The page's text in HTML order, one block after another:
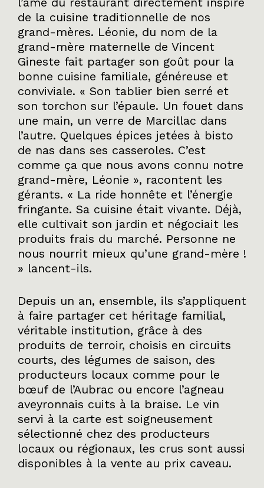
de la cuisine traditionnelle de nos
grand-mères. Léonie, du nom de la
grand-mère maternelle de Vincent
Gineste fait partager son goût pour la
bonne cuisine familiale, généreuse et
conviviale. « Son tablier bien serré et
son torchon sur l’épaule. Un fouet dans
une main, un verre de Marcillac dans
l’autre. Quelques épices jetées à bisto
de nas dans ses casseroles. C’est
comme ça que nous avons connu notre
grand-mère, Léonie », racontent les
gérants. « La ride honnête et l’énergie
fringante. Sa cuisine était vivante. Déjà,
elle cultivait son jardin et négociait les
produits frais du marché. Personne ne
nous nourrit mieux qu’une grand-mère !
» lancent-ils.
Depuis un an, ensemble, ils s’appliquent
à faire partager cet héritage familial,
véritable institution, grâce à des
produits de terroir, choisis en circuits
courts, des légumes de saison, des
producteurs locaux comme pour le
bœuf de l’Aubrac ou encore l’agneau
aveyronnais cuits à la braise. Le vin
servi à la carte est soigneusement
sélectionné chez des producteurs
locaux ou régionaux, les crus sont aussi
disponibles à la vente au prix caveau.